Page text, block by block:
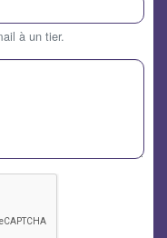
à un tier.